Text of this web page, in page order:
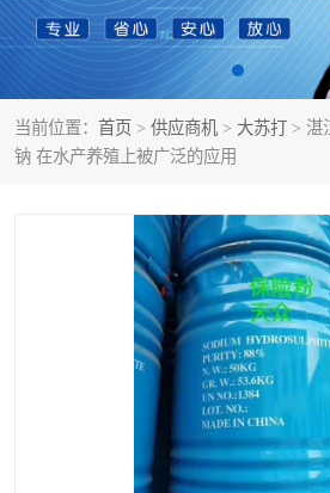
当前位置： 首页 > 供应商机 > 大苏打 > 湛
钠 在水产养殖上被广泛的应用
纯碱 硫
草酸 醋
聚合氯化铝 焦
一
一
葡
磷
三